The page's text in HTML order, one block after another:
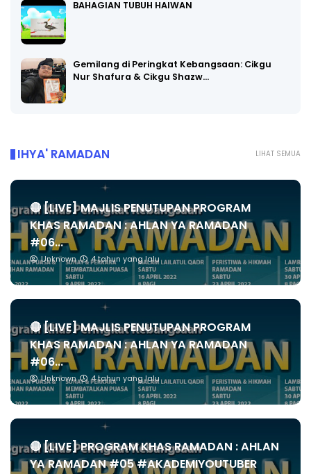
BAHAGIAN TUBUH HAIWAN
Gemilang di Peringkat Kebangsaan: Cikgu
Nur Shafura & Cikgu Shazw…
LIHAT SEMUA
IHYA' RAMADAN
🔴 [LIVE] MAJLIS PENUTUPAN PROGRAM
KHAS RAMADAN : AHLAN YA RAMADAN
#06...
Unknown 4 tahun yang lalu
🔴 [LIVE] MAJLIS PENUTUPAN PROGRAM
KHAS RAMADAN : AHLAN YA RAMADAN
#06...
Unknown 4 tahun yang lalu
🔴 [LIVE] PROGRAM KHAS RAMADAN : AHLAN
YA RAMADAN #05 #AKADEMIYOUTUBER